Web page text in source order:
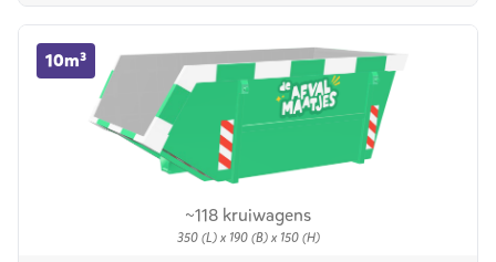
~118 kruiwagens
350 (L) x 190 (B) x 150 (H)
10m³
10m³ container huren